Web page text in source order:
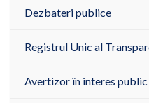
Dezbateri publice
Registrul Unic al
Avertizor în interes public